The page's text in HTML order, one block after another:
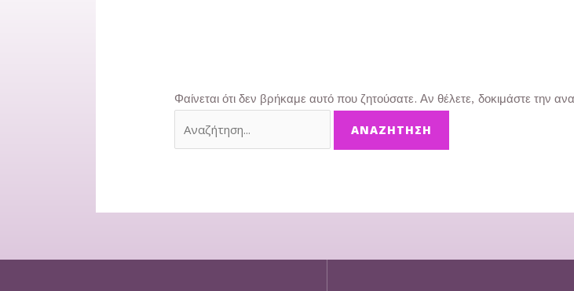
Φαίνεται ότι δεν βρήκαμε αυτό που ζητούσατε. Αν θέλετε, δοκιμάστε την